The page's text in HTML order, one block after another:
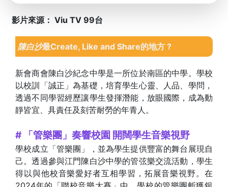
影片來源： Viu TV 99台
陳白沙最Create, Like and Share的地方 ?
新會商會陳白沙紀念中學是一所位於南區的中學。學校
以校訓「誠正」為基礎，培育學生心靈、人品、學問，
透過不同學習經歷讓學生發揮潛能，放眼國際，成為動
靜皆宜、具責任及刻苦耐勞的年青人。
# 「管樂團」奏響校園 開闊學生音樂視野
學校成立「管樂團」，並為學生提供豐富的舞台展現自
己。透過參與江門陳白沙中學的管弦樂交流活動，學生
得以與他校音樂愛好者互相學習，拓展音樂視野。在